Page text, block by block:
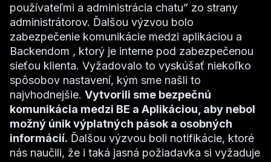
používateľmi a administrácia chatu” zo strany
administrátorov. Ďalšou výzvou bolo
zabezpečenie komunikácie medzi aplikáciou a
Backendom , ktorý je interne pod zabezpečenou
sieťou klienta. Vyžadovalo to vyskúšať niekoľko
spôsobov nastavení, kým sme našli to
najvhodnejšie. Vytvorili sme bezpečnú
komunikácia medzi BE a Aplikáciou, aby nebol
možný únik výplatných pások a osobných
informácií. Ďalšou výzvou boli notifikácie, ktoré
nás naučili, že i taká jasná požiadavka si vyžaduje